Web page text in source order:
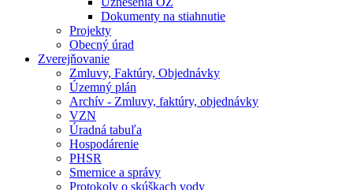
Dokumenty na stiahnutie
Projekty
Obecný úrad
Zverejňovanie
Zmluvy, Faktúry, Objednávky
Územný plán
Archív - Zmluvy, faktúry, objednávky
VZN
Úradná tabuľa
Hospodárenie
PHSR
Smernice a správy
Protokoly o skúškach vody